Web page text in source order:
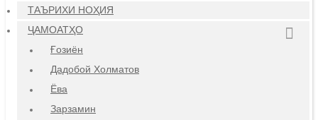
ТАЪРИХИ НОҲИЯ
ҶАМОАТҲО
Ғозиён
Дадобой Холматов
Ёва
Зарзамин